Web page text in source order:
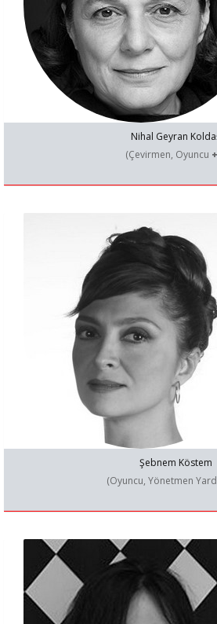
Nihal Geyran
(Çevirmen, Oyuncu
Şebnem Köstem
(Oyuncu, Yönetmen